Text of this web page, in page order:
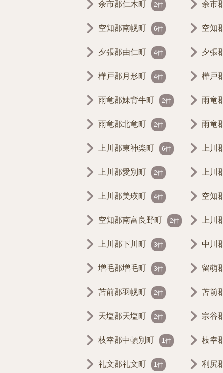
余市郡仁木町 2件 余市
空知郡南幌町 6件 空知
夕張郡由仁町 4件 夕張
樺戸郡月形町 4件 樺戸
雨竜郡妹背牛町 2件 雨竜
雨竜郡北竜町 2件 雨竜
上川郡東神楽町 6件 上川
上川郡愛別町 2件 上川
上川郡美瑛町 4件 空知
空知郡南富良野町 2件 上川
上川郡下川町 3件 中川
増毛郡増毛町 3件 留萌
苫前郡羽幌町 2件 苫前
天塩郡天塩町 2件 宗谷
枝幸郡中頓別町 1件 枝幸
礼文郡礼文町 1件 利尻